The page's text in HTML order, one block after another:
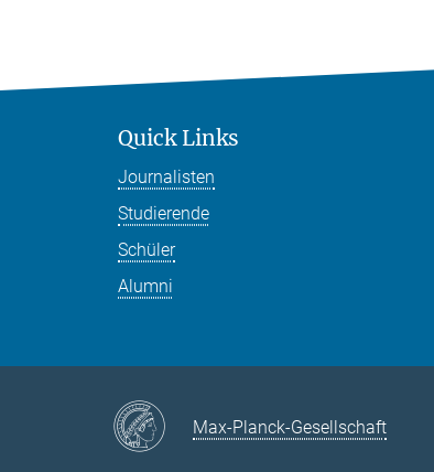
Quick Links
Journalisten
Studierende
Schüler
Alumni
Max-Planck-Gesellschaft